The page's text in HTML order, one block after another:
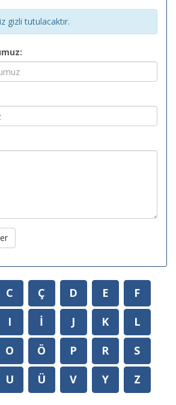
gizli tutulacaktır.
C Ç D E
F
I İ J K
L
O Ö P R
S
U Ü V Y Z